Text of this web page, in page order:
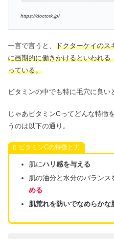
https://doctork.jp/
一言で言うと、 ドクターケイのス
に画期的に働きかけるといわれ
っている。
ビタミンの中でも特に毛穴に良い
じゃあビタミンCってどんな特徴
うのは以下の通り。
ビタミンCの特徴と力
肌にハリ感を与える
肌の油分と水分のバランス
める
肌荒れを防いでなめらかな